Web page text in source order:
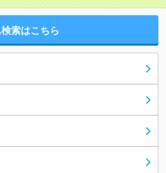
索はこちら